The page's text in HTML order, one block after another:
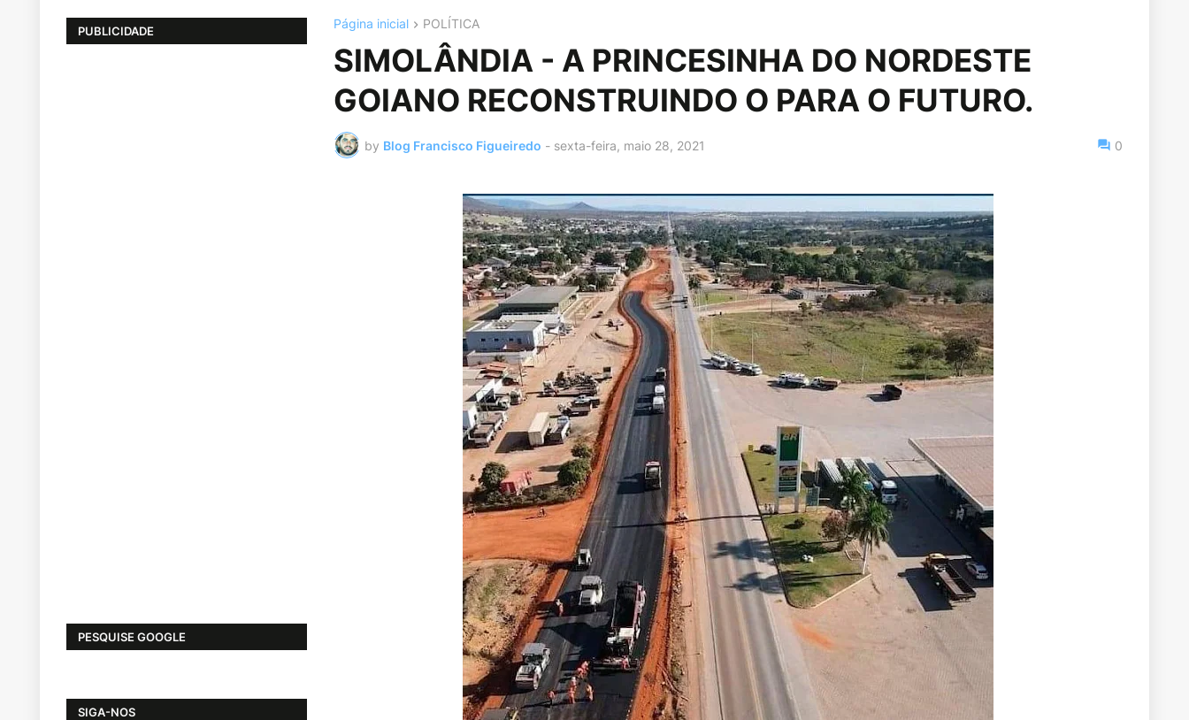
Página inicial POLÍTICA
SIMOLÂNDIA - A PRINCESINHA DO NORDESTE
GOIANO RECONSTRUINDO O PARA O FUTURO.
by Blog Francisco Figueiredo - sexta-feira, maio 28, 2021 0
PUBLICIDADE
PESQUISE GOOGLE
SIGA-NOS